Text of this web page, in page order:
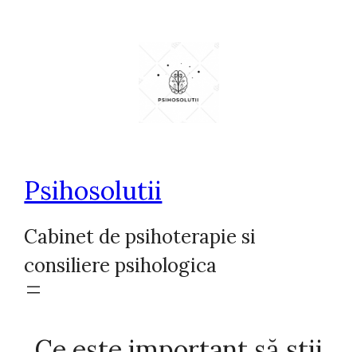
Psihosolutii
Cabinet de psihoterapie si
consiliere psihologica